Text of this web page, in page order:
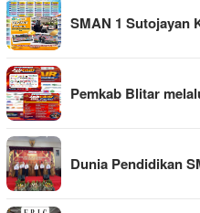
SMAN 1 Sutojayan
Pemkab Blitar
Dunia Pendidikan